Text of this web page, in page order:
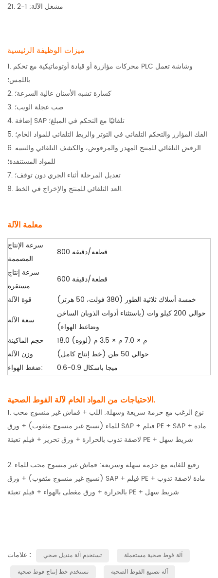
21. مشغل الآلة: 1-2
ميزات الوظيفة الرئيسية
1. محركات مؤازرة أو قيادة أوتوماتيكية مع تحكم PLC وشاشة تعمل
باللمس؛
2. كسارة تشبه الأسنان عالية السرعة؛
3. صب عجلة الويب؛
4. إضافة SAP تلقائيًا مع التحكم في المبلغ؛
5. الفك المؤازر والتحكم التلقائي في التوتر والربط التلقائي للمواد الخام؛
6. الرفض التلقائي للمنتج المهدر والمرفوض، والكشف التلقائي والتنبيه
للمواد المستنفدة؛
7. تعديل المرحلة أثناء الجري دون توقف؛
8. العد التلقائي للمنتج والإخراج في الخط.
معلمة الآلة
سرعة الإنتاج
المصممة
800 قطعة/دقيقة
سرعة إنتاج
مستقرة
600 قطعة/دقيقة
قوة الآلة
خمسة أسلاك ثلاثية الطور (380 فولت، 50 هرتز)
سعة الآلة
حوالي 200 كيلو وات (باستثناء أدوات الذوبان الساخن
وضاغط الهواء)
حجم الماكينة
18.0 م × 7.0 م × 3.5 م (لووه)
وزن الآلة
حوالي 50 طن (خط إنتاج كامل)
ضغط الهواء:
0.6-0.9 ميجا باسكال
الاحتياجات من المواد الخام لآلة الفوط الصحية.
1. نوع الزغب مع حزمة سريعة وسهلة: اللب + قماش غير منسوج محب
للماء (نسيج غير منسوج مثقوب) + ورق SAP + فيلم PE + SAP + مادة
لاصقة تذوب بالحرارة + ورق تحرير + فيلم تعبئة PE + شريط سهل
2. رفيع للغاية مع حزمة سهلة وسريعة: قماش غير منسوج محب للماء
(نسيج غير منسوج مثقوب) + ورق SAP + فيلم PE + مادة لاصقة تذوب
بالحرارة + ورق مغطى بالهواء + فيلم تعبئة PE + شريط سهل
علامات : تستخدم آلة منديل صحي
آلة فوط صحية مستعملة
تستخدم خط إنتاج فوط صحية
آلة تصنيع الفوط الصحية